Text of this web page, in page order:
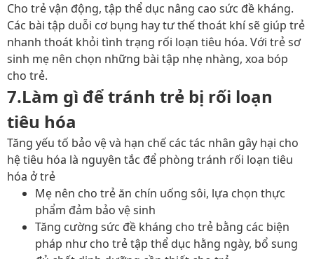
Cho trẻ vận động, tập thể dục nâng cao sức đề kháng.
Các bài tập duỗi cơ bụng hay tư thế thoát khí sẽ giúp trẻ
nhanh thoát khỏi tình trạng rối loạn tiêu hóa. Với trẻ sơ
sinh mẹ nên chọn những bài tập nhẹ nhàng, xoa bóp
cho trẻ.
7.Làm gì để tránh trẻ bị rối loạn
tiêu hóa
Tăng yếu tố bảo vệ và hạn chế các tác nhân gây hại cho
hệ tiêu hóa là nguyên tắc để phòng tránh rối loạn tiêu
hóa ở trẻ
Mẹ nên cho trẻ ăn chín uống sôi, lựa chọn thực
phẩm đảm bảo vệ sinh
Tăng cường sức đề kháng cho trẻ bằng các biện
pháp như cho trẻ tập thể dục hằng ngày, bổ sung